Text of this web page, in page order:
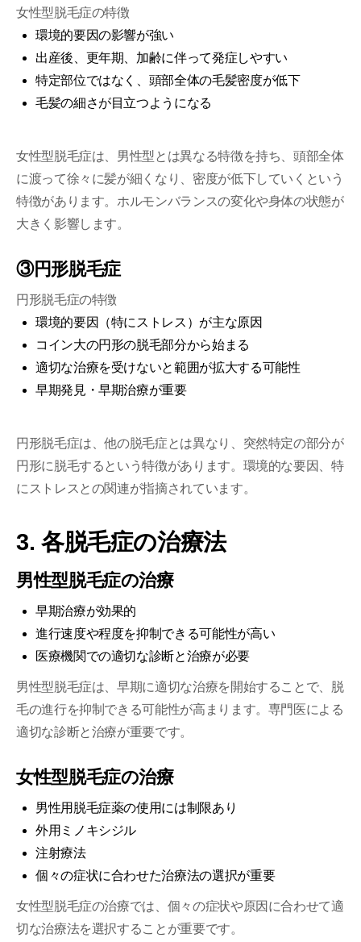
女性型脱毛症の特徴
環境的要因の影響が強い
出産後、更年期、加齢に伴って発症しやすい
特定部位ではなく、頭部全体の毛髪密度が低下
毛髪の細さが目立つようになる
女性型脱毛症は、男性型とは異なる特徴を持ち、頭部全体
に渡って徐々に髪が細くなり、密度が低下していくという
特徴があります。ホルモンバランスの変化や身体の状態が
大きく影響します。
③円形脱毛症
円形脱毛症の特徴
環境的要因（特にストレス）が主な原因
コイン大の円形の脱毛部分から始まる
適切な治療を受けないと範囲が拡大する可能性
早期発見・早期治療が重要
円形脱毛症は、他の脱毛症とは異なり、突然特定の部分が
円形に脱毛するという特徴があります。環境的な要因、特
にストレスとの関連が指摘されています。
3. 各脱毛症の治療法
男性型脱毛症の治療
早期治療が効果的
進行速度や程度を抑制できる可能性が高い
医療機関での適切な診断と治療が必要
男性型脱毛症は、早期に適切な治療を開始することで、脱
毛の進行を抑制できる可能性が高まります。専門医による
適切な診断と治療が重要です。
女性型脱毛症の治療
男性用脱毛症薬の使用には制限あり
外用ミノキシジル
注射療法
個々の症状に合わせた治療法の選択が重要
女性型脱毛症の治療では、個々の症状や原因に合わせて適
切な治療法を選択することが重要です。